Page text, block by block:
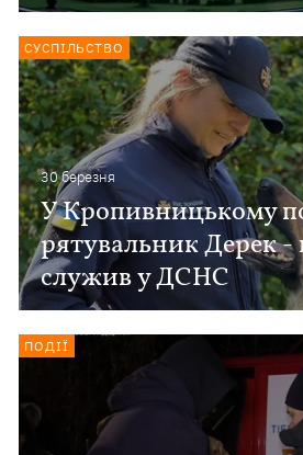
30 березня
У Кропивницькому
рятувальник Дерек -
служив у ДСНС
СУСПІЛЬСТВО
ПОДІЇ